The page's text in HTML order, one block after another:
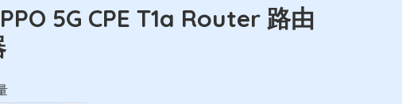
5G CPE T1a Router 路由